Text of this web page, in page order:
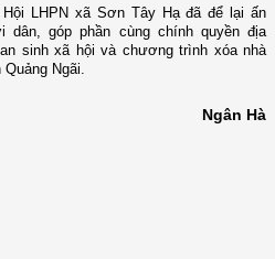
LHPN xã Sơn Tây Hạ đã để lại ấn
góp phần cùng chính quyền địa
sinh xã hội và chương trình xóa nhà
Ngãi.
Ngân Hà